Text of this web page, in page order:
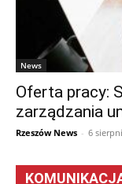
News
Oferta pracy:
zarządzania
Rzeszów News - 6